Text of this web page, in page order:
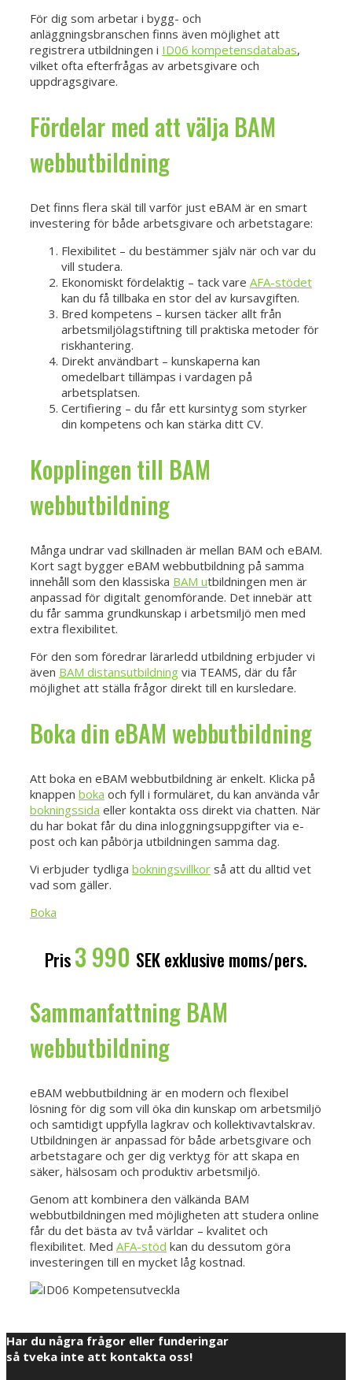
För dig som arbetar i bygg- och
anläggningsbranschen finns även möjlighet att
registrera utbildningen i ID06 kompetensdatabas,
vilket ofta efterfrågas av arbetsgivare och
uppdragsgivare.
Fördelar med att välja BAM
webbutbildning
Det finns flera skäl till varför just eBAM är en smart
investering för både arbetsgivare och arbetstagare:
Flexibilitet – du bestämmer själv när och var du
vill studera.
Ekonomiskt fördelaktig – tack vare AFA-stödet
kan du få tillbaka en stor del av kursavgiften.
Bred kompetens – kursen täcker allt från
arbetsmiljölagstiftning till praktiska metoder för
riskhantering.
Direkt användbart – kunskaperna kan
omedelbart tillämpas i vardagen på
arbetsplatsen.
Certifiering – du får ett kursintyg som styrker
din kompetens och kan stärka ditt CV.
Kopplingen till BAM
webbutbildning
Många undrar vad skillnaden är mellan BAM och eBAM.
Kort sagt bygger eBAM webbutbildning på samma
innehåll som den klassiska BAM utbildningen men är
anpassad för digitalt genomförande. Det innebär att
du får samma grundkunskap i arbetsmiljö men med
extra flexibilitet.
För den som föredrar lärarledd utbildning erbjuder vi
även BAM distansutbildning via TEAMS, där du får
möjlighet att ställa frågor direkt till en kursledare.
Boka din eBAM webbutbildning
Att boka en eBAM webbutbildning är enkelt. Klicka på
knappen boka och fyll i formuläret, du kan använda vår
bokningssida eller kontakta oss direkt via chatten. När
du har bokat får du dina inloggningsuppgifter via e-
post och kan påbörja utbildningen samma dag.
Vi erbjuder tydliga bokningsvillkor så att du alltid vet
vad som gäller.
Boka
Pris3 990 SEK exklusive moms/pers.
Sammanfattning BAM
webbutbildning
eBAM webbutbildning är en modern och flexibel
lösning för dig som vill öka din kunskap om arbetsmiljö
och samtidigt uppfylla lagkrav och kollektivavtalskrav.
Utbildningen är anpassad för både arbetsgivare och
arbetstagare och ger dig verktyg för att skapa en
säker, hälsosam och produktiv arbetsmiljö.
Genom att kombinera den välkända BAM
webbutbildningen med möjligheten att studera online
får du det bästa av två världar – kvalitet och
flexibilitet. Med AFA-stöd kan du dessutom göra
investeringen till en mycket låg kostnad.
Har du några frågor eller funderingar
så tveka inte att kontakta oss!